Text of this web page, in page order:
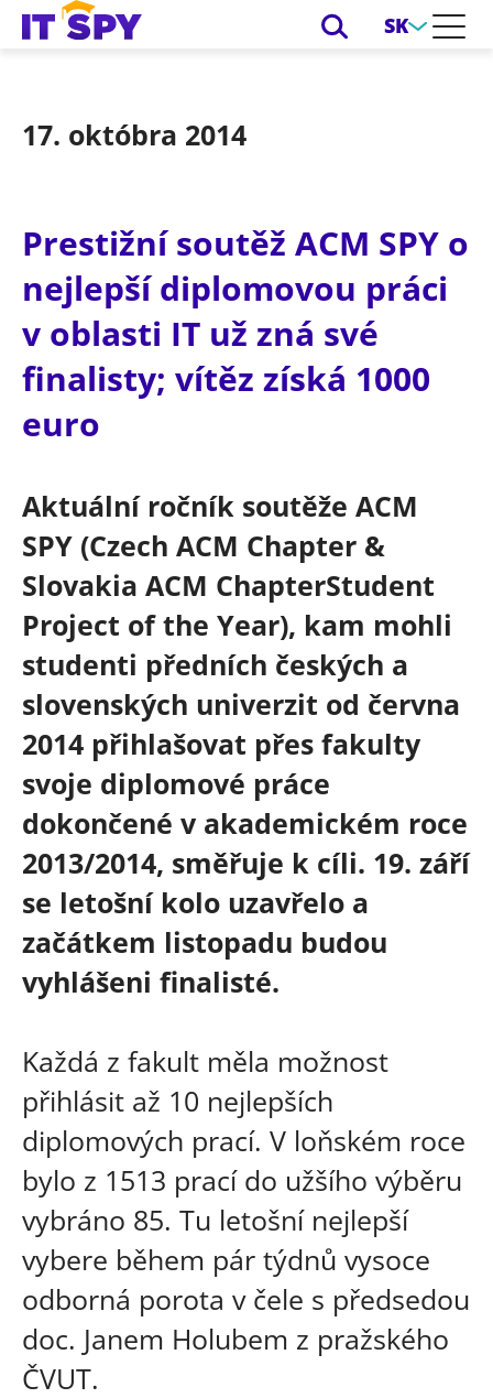
SK
17. októbra 2014
Prestižní soutěž ACM SPY o
nejlepší diplomovou práci
v oblasti IT už zná své
finalisty; vítěz získá 1000
euro
Aktuální ročník soutěže ACM
SPY (Czech ACM Chapter &
Slovakia ACM ChapterStudent
Project of the Year), kam mohli
studenti předních českých a
slovenských univerzit od června
2014 přihlašovat přes fakulty
svoje diplomové práce
dokončené v akademickém roce
2013/2014, směřuje k cíli. 19. září
se letošní kolo uzavřelo a
začátkem listopadu budou
vyhlášeni finalisté.
Každá z fakult měla možnost
přihlásit až 10 nejlepších
diplomových prací. V loňském roce
bylo z 1513 prací do užšího výběru
vybráno 85. Tu letošní nejlepší
vybere během pár týdnů vysoce
odborná porota v čele s předsedou
doc. Janem Holubem z pražského
ČVUT.